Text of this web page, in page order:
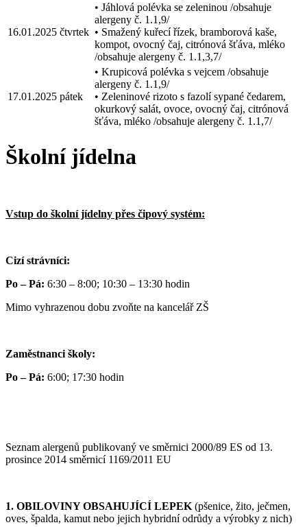
16.01.2025 čtvrtek
• Jáhlová polévka se zeleninou /obsahuje
alergeny č. 1.1,9/
• Smažený kuřecí řízek, bramborová kaše,
kompot, ovocný čaj, citrónová šťáva, mléko
/obsahuje alergeny č. 1.1,3,7/
17.01.2025 pátek
• Krupicová polévka s vejcem /obsahuje
alergeny č. 1.1,9/
• Zeleninové rizoto s fazolí sypané čedarem,
okurkový salát, ovoce, ovocný čaj, citrónová
šťáva, mléko /obsahuje alergeny č. 1.1,7/
Školní jídelna
Vstup do školní jídelny přes čipový systém:
Cizí strávníci:
Po – Pá: 6:30 – 8:00; 10:30 – 13:30 hodin
Mimo vyhrazenou dobu zvoňte na kancelář ZŠ
Zaměstnanci školy:
Po – Pá: 6:00; 17:30 hodin
Seznam alergenů publikovaný ve směrnici 2000/89 ES od 13.
prosince 2014 směrnicí 1169/2011 EU
1. OBILOVINY OBSAHUJÍCÍ LEPEK (pšenice, žito, ječmen,
oves, špalda, kamut nebo jejich hybridní odrůdy a výrobky z nich)